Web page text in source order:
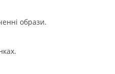
образи.